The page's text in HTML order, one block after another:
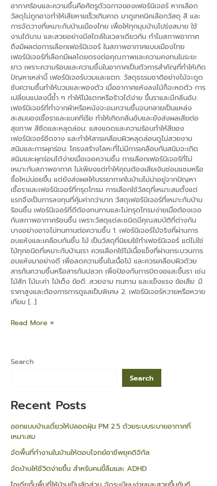
อากาศร้อนและความชื้นคือศัตรูตัวฉกาจของเฟอร์นิเจอร์ หากเลือก
วัสดุไม่ถูกอาจทำให้เสียหายเร็วเกินคาด มาดูเทคนิคเลือกวัสดุ สี และ
การจัดวางที่เหมาะกับบ้านเมืองไทย เพื่อให้ทุกมุมบ้านโปร่งสบาย ใช้
งานได้นาน และสวยอย่างมีสไตล์ในเวลาเดียวกัน ทำไมสภาพอากาศ
ถึงมีผลต่อการเลือกเฟอร์นิเจอร์ ในสภาพอากาศแบบเมืองไทย
เฟอร์นิเจอร์ที่เลือกมีผลโดยตรงต่อคุณภาพและความคงทนในระยะ
ยาว เพราะความร้อนและความชื้นในอากาศเป็นตัวการสำคัญที่ทำให้เกิด
ปัญหาเหล่านี้ เฟอร์นิเจอร์บวมและแตก: วัสดุธรรมชาติอย่างไม้จะดูด
ซับความชื้นทำให้บวมและพองตัว เมื่ออากาศแห้งลงไม้ก็จะหดตัว การ
เปลี่ยนแปลงนี้ซ้ำ ๆ ทำให้ไม้แตกหรือร้าวได้ง่าย ขึ้นราและมีกลิ่นอับ:
เฟอร์นิเจอร์ที่ทำจากผ้าหรือหนังจะอมความชื้นจนกลายเป็นแหล่ง
สะสมของเชื้อราและแบคทีเรีย ทำให้เกิดกลิ่นอับและยังส่งผลเสียต่อ
สุขภาพ สีซีดและหลุดล่อน: แสงแดดและความร้อนทำให้สีของ
เฟอร์นิเจอร์ซีดจาง และทำให้สารเคลือบผิวหลุดล่อนดูไม่สวยงาม
สนิมและการผุกร่อน: โครงสร้างโลหะที่ไม่มีการเคลือบกันสนิมจะเกิด
สนิมและผุกร่อนได้ง่ายเมื่อเจอความชื้น การเลือกเฟอร์นิเจอร์ที่ไม่
เหมาะกับสภาพอากาศ ไม่เพียงแต่ทำให้คุณต้องเสียเงินซ่อมแซมหรือ
ซื้อใหม่บ่อยขึ้น แต่ยังส่งผลให้บรรยากาศในบ้านไม่น่าอยู่จากปัญหา
เชื้อราและเฟอร์นิเจอร์ที่ทรุดโทรม การเลือกใช้วัสดุที่เหมาะสมตั้งแต่
แรกจึงเป็นการลงทุนที่คุ้มค่ากว่ามาก วัสดุเฟอร์นิเจอร์ที่เหมาะกับบ้าน
ร้อนชื้น เฟอร์นิเจอร์ที่ดีต้องทนทานและไม่ทรุดโทรมง่ายเมื่อต้องเจอ
กับสภาพอากาศร้อนชื้น เพราะวัสดุแต่ละชนิดมีคุณสมบัติที่ต่างกัน
บางอย่างอาจไม่ทนทานต่อความชื้น 1. เฟอร์นิเจอร์ไม้จริงที่ผ่านการ
อบแห้งและเคลือบกันชื้น ไม้ เป็นวัสดุที่นิยมใช้ทำเฟอร์นิเจอร์ แต่ไม่ใช่
ไม้ทุกชนิดที่เหมาะกับบ้านเรา ควรเลือกใช้ไม้เนื้อแข็งที่ผ่านกระบวนการ
อบแห้งมาอย่างดี เพื่อลดความชื้นในเนื้อไม้ และควรเคลือบผิวด้วย
สารกันความชื้นหรือสารกันปลวก เพื่อป้องกันการบิดงอและขึ้นรา เช่น
ไม้สัก ไม้มะค่า ไม้เต็ง ข้อดี: สวยงาม ทนทาน และแข็งแรง ข้อเสีย: มี
ราคาสูงและต้องการการดูแลเป็นพิเศษ 2. เฟอร์นิเจอร์หวายหรือหวาย
เทียม […]
Read More »
Search
Search
Recent Posts
ออกแบบบ้านเดี่ยวให้ปลอดฝุ่น PM 2.5 ด้วยระบบระบายอากาศที่
เหมาะสม
จัดพื้นที่ทำงานในบ้านให้ตอบโจทย์อาชีพยุคดิจิทัล
จัดบ้านให้ชีวิตง่ายขึ้น สำหรับคนขี้ลืมและ ADHD